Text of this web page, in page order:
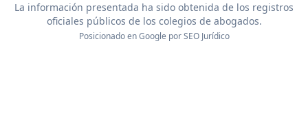
La información presentada ha sido obtenida de los registros
oficiales públicos de los colegios de abogados.
Posicionado en Google porSEO Jurídico